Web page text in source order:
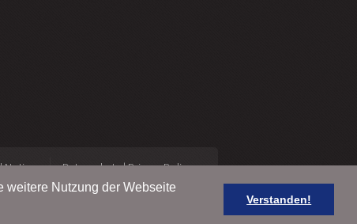
weitere Nutzung der Webseite
Verstanden!
Notice Datenschutz | Privacy Policy